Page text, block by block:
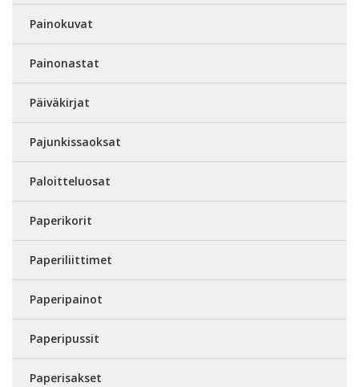
Painokuvat
Painonastat
Päiväkirjat
Pajunkissaoksat
Paloitteluosat
Paperikorit
Paperiliittimet
Paperipainot
Paperipussit
Paperisakset